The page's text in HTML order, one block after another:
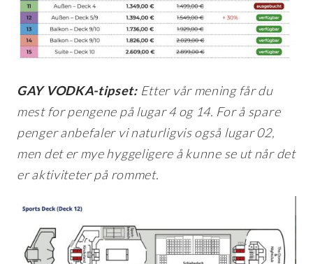
GAY VODKA-tipset: Etter vår mening får du
mest for pengene på lugar 4 og 14. For å spare
penger anbefaler vi naturligvis også lugar 02,
men det er mye hyggeligere å kunne se ut når det
er aktiviteter på rommet.